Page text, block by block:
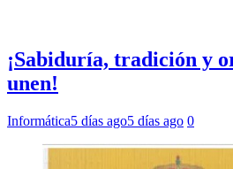
¡Sabiduría, tradición y
unen!
Informática5 días ago5 días ago 0